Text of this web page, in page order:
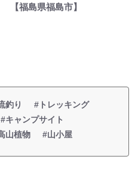
【福島県福島市】
釣り
#トレッキング
#キャンプサイト
山植物 #山小屋